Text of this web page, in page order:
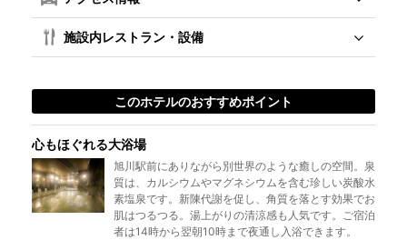
施設内レストラン・設備
このホテルのおすすめポイント
心もほぐれる大浴場
旭川駅前にありながら別世界のような癒しの空間。泉
質は、カルシウムやマグネシウムを含む珍しい炭酸水
素塩泉です。新陳代謝を促し、角質を落とす効果でお
肌はつるつる。湯上がりの清涼感も人気です。ご宿泊
者は14時から翌朝10時まで夜通し入浴できます。